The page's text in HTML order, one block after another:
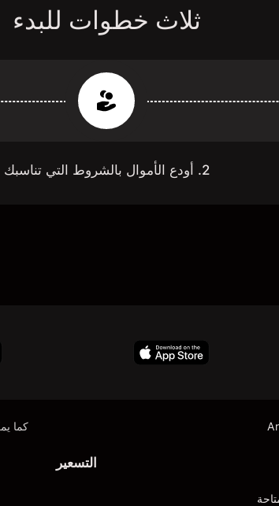
ثلاث خطوات للبدء
2. أودع الأموال بالشروط التي تناسبك
كما
التسعير